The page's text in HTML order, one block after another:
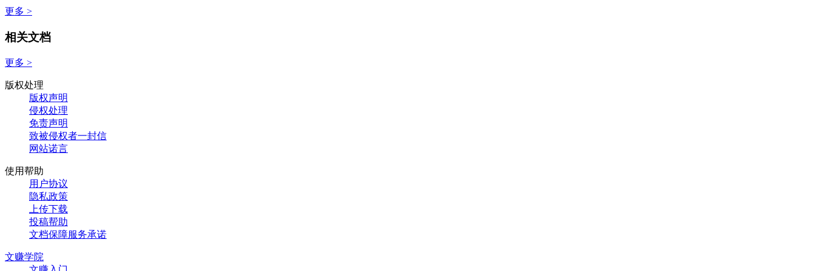
更多 >
相关文档
更多 >
版权处理
版权声明
侵权处理
免责声明
致被侵权者一封信
网站诺言
使用帮助
用户协议
隐私政策
上传下载
投稿帮助
文档保障服务承诺
文赚学院